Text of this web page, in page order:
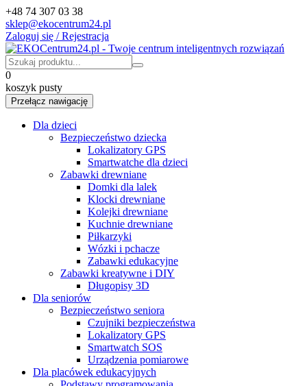
+48 74 307 03 38
sklep@ekocentrum24.pl
Zaloguj się / Rejestracja
0
koszyk pusty
Przełącz nawigację
Dla dzieci
Bezpieczeństwo dziecka
Lokalizatory GPS
Smartwatche dla dzieci
Zabawki drewniane
Domki dla lalek
Klocki drewniane
Kolejki drewniane
Kuchnie drewniane
Piłkarzyki
Wózki i pchacze
Zabawki edukacyjne
Zabawki kreatywne i DIY
Długopisy 3D
Dla seniorów
Bezpieczeństwo seniora
Czujniki bezpieczeństwa
Lokalizatory GPS
Smartwatch SOS
Urządzenia pomiarowe
Dla placówek edukacyjnych